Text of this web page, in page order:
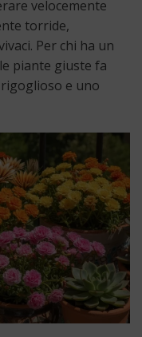
velocemente
torride,
Per chi ha un
piante giuste fa
e uno